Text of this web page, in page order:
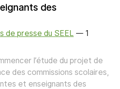
des
de presse du SEEL — 1
l’étude du projet de
des commissions scolaires,
et enseignants des